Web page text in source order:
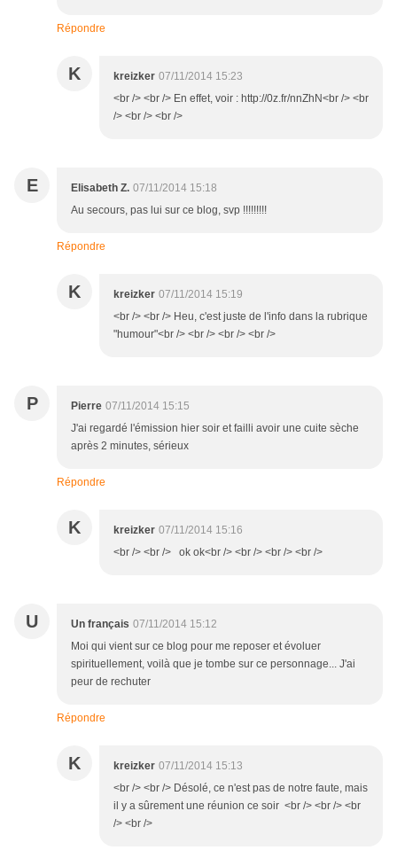
Répondre
K kreizker 07/11/2014 15:23
<br /> <br /> En effet, voir : http://0z.fr/nnZhN<br /> <br
/> <br /> <br />
E Elisabeth Z. 07/11/2014 15:18
Au secours, pas lui sur ce blog, svp !!!!!!!!!
Répondre
K kreizker 07/11/2014 15:19
<br /> <br /> Heu, c'est juste de l'info dans la rubrique
"humour"<br /> <br /> <br /> <br />
P Pierre 07/11/2014 15:15
J'ai regardé l'émission hier soir et failli avoir une cuite sèche
après 2 minutes, sérieux
Répondre
K kreizker 07/11/2014 15:16
<br /> <br /> ok ok<br /> <br /> <br /> <br />
U Un français 07/11/2014 15:12
Moi qui vient sur ce blog pour me reposer et évoluer
spirituellement, voilà que je tombe sur ce personnage... J'ai
peur de rechuter
Répondre
K kreizker 07/11/2014 15:13
<br /> <br /> Désolé, ce n'est pas de notre faute, mais
il y a sûrement une réunion ce soir <br /> <br /> <br
/> <br />